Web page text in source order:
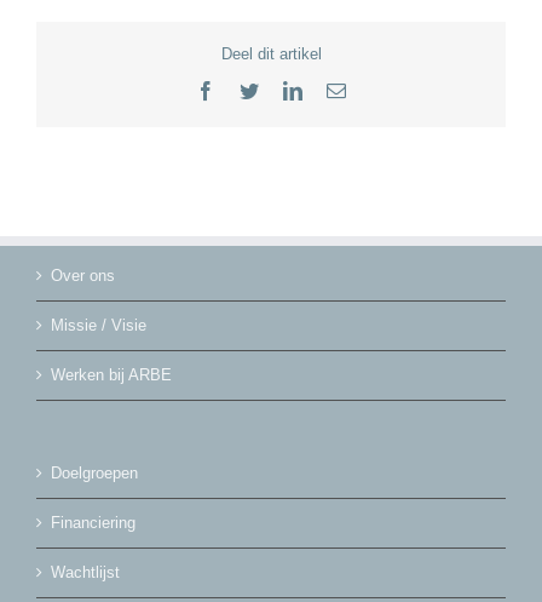
Deel dit artikel
Facebook
TwitterLinkedIn
E-
Over ons
Missie / Visie
Werken bij ARBE
Doelgroepen
Financiering
Wachtlijst